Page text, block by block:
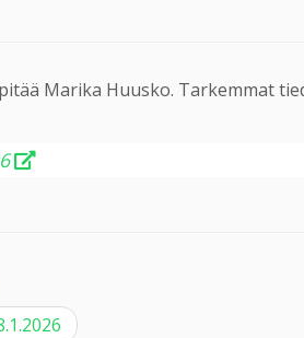
Marika Huusko. Tarkemmat